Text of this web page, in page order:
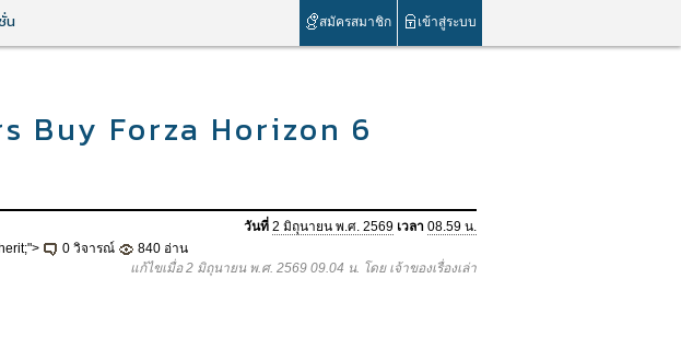
น สมัครสมาชิก เข้าสู่ระบบ
Buy Forza Horizon 6
วันที่ 2 มิถุนายน พ.ศ. 2569 เวลา 08.59 น.
0 วิจารณ์
840 อ่าน
แก้ไขเมื่อ 2 มิถุนายน พ.ศ. 2569 09.04 น. โดย เจ้าของเรื่องเล่า